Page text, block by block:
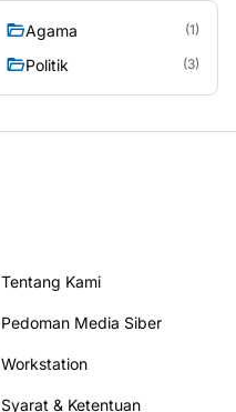
Agama (1)
Politik (3)
Tentang Kami
Pedoman Media Siber
Workstation
Syarat & Ketentuan